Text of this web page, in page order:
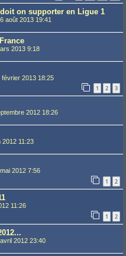
on supporter en Ligue 1
août 2013 19:41
2013 9:18
février 2013 18:25
1 2 3
2012 18:26
2012 11:23
2012 7:56
1 2
11:26
1 2
2012 23:40